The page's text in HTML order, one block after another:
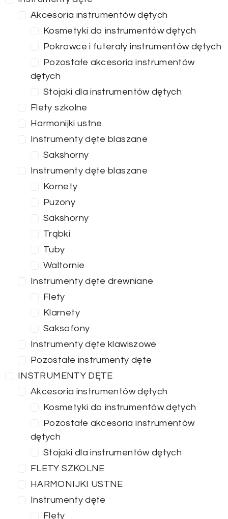
Akcesoria instrumentów dętych
Kosmetyki do instrumentów dętych
Pokrowce i futerały instrumentów dętych
Pozostałe akcesoria instrumentów
dętych
Stojaki dla instrumentów dętych
Flety szkolne
Harmonijki ustne
Instrumenty dęte blaszane
Sakshorny
Instrumenty dęte blaszane
Kornety
Puzony
Sakshorny
Trąbki
Tuby
Waltornie
Instrumenty dęte drewniane
Flety
Klarnety
Saksofony
Instrumenty dęte klawiszowe
Pozostałe instrumenty dęte
INSTRUMENTY DĘTE
Akcesoria instrumentów dętych
Kosmetyki do instrumentów dętych
Pozostałe akcesoria instrumentów
dętych
Stojaki dla instrumentów dętych
FLETY SZKOLNE
HARMONIJKI USTNE
Instrumenty dęte
Flety